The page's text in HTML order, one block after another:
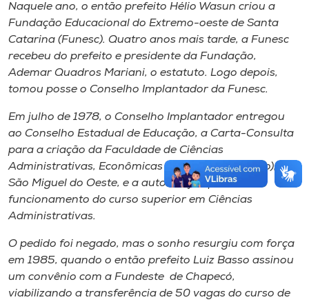
Naquele ano, o então prefeito Hélio Wasun criou a
Fundação Educacional do Extremo-oeste de Santa
Catarina (Funesc). Quatro anos mais tarde, a Funesc
recebeu do prefeito e presidente da Fundação,
Ademar Quadros Mariani, o estatuto. Logo depois,
tomou posse o Conselho Implantador da Funesc.
Em julho de 1978, o Conselho Implantador entregou
ao Conselho Estadual de Educação, a Carta-Consulta
para a criação da Faculdade de Ciências
Administrativas, Econômicas e Contábeis (Fasmo), em
São Miguel do Oeste, e a autorização para o
funcionamento do curso superior em Ciências
Administrativas.
O pedido foi negado, mas o sonho resurgiu com força
em 1985, quando o então prefeito Luiz Basso assinou
um convênio com a Fundeste de Chapecó,
viabilizando a transferência de 50 vagas do curso de